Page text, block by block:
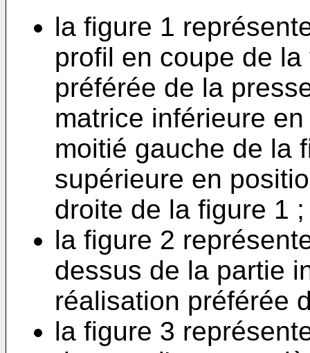
la figure 1
profil en coupe de
préférée de la
matrice inférieure
moitié gauche de la
supérieure en
droite de la figure 1 ;
la figure 2
dessus de la partie
réalisation préférée
la figure 3